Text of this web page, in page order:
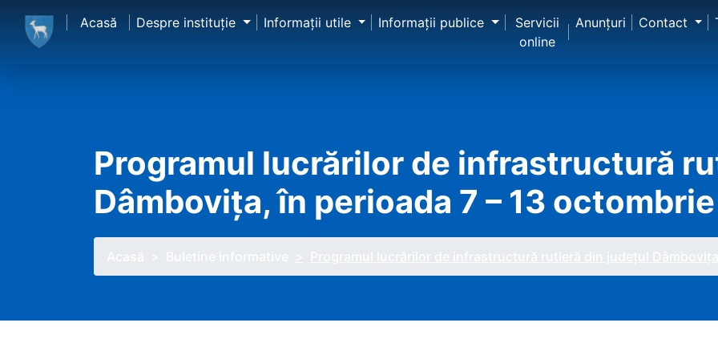
Acasă Despre instituţie Informaţii utile Informaţii publice
Servicii
online
Anunţuri Contact
Programul lucrărilor de infrastructură
Dâmbovița, în perioada 7 – 13